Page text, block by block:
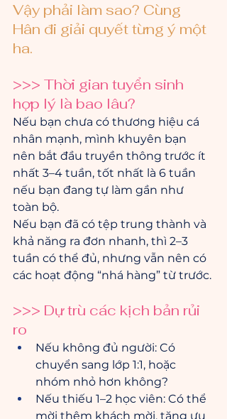
Vậy phải làm sao? Cùng
Hân đi giải quyết từng ý một
ha.
>>> Thời gian tuyển sinh
hợp lý là bao lâu?
Nếu bạn chưa có thương hiệu cá
nhân mạnh, mình khuyên bạn
nên bắt đầu truyền thông trước ít
nhất 3–4 tuần, tốt nhất là 6 tuần
nếu bạn đang tự làm gần như
toàn bộ.
Nếu bạn đã có tệp trung thành và
khả năng ra đơn nhanh, thì 2–3
tuần có thể đủ, nhưng vẫn nên có
các hoạt động “nhá hàng” từ trước.
>>> Dự trù các kịch bản rủi
ro
Nếu không đủ người: Có
chuyển sang lớp 1:1, hoặc
nhóm nhỏ hơn không?
Nếu thiếu 1–2 học viên: Có thể
mời thêm khách mời, tặng ưu